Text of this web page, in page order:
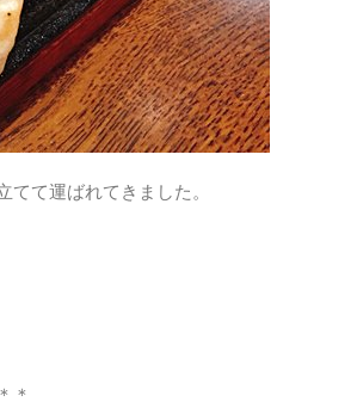
て運ばれてきました。
＊